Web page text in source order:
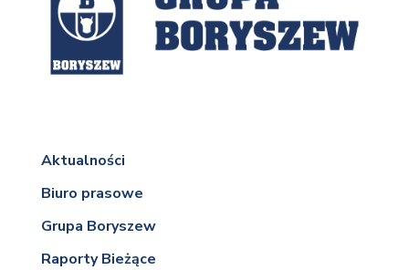
Aktualności
Biuro prasowe
Grupa Boryszew
Raporty Bieżące